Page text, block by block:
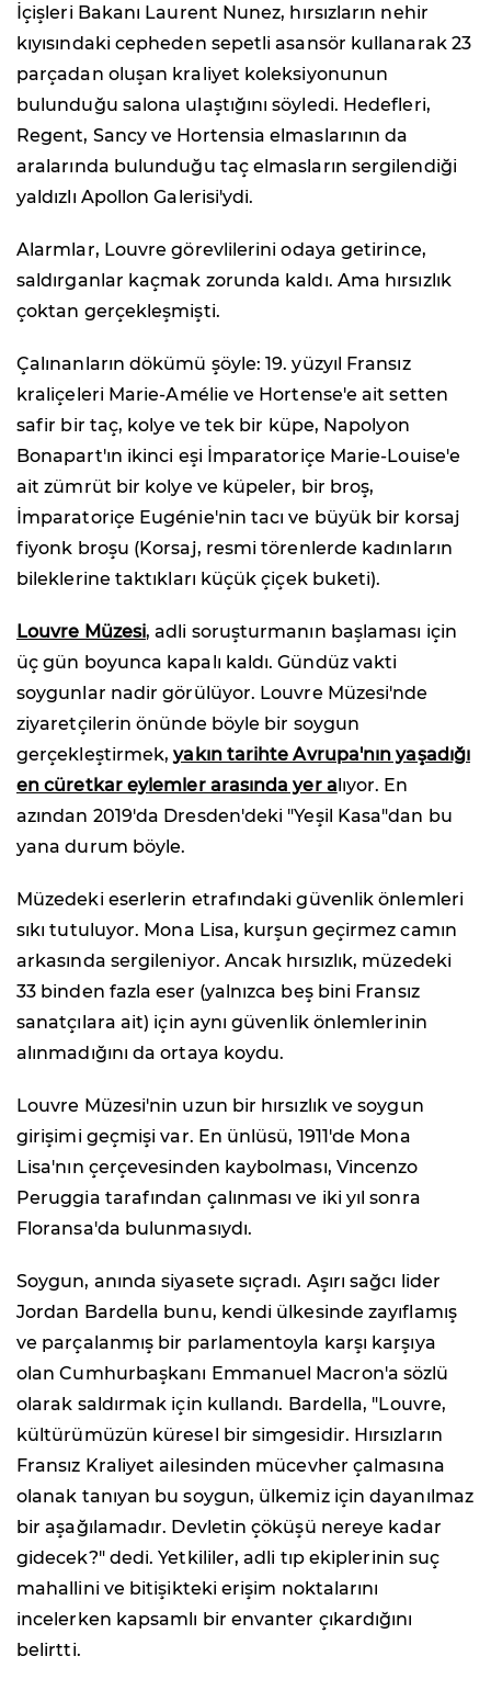
İçişleri Bakanı Laurent Nunez, hırsızların nehir
kıyısındaki cepheden sepetli asansör kullanarak 23
parçadan oluşan kraliyet koleksiyonunun
bulunduğu salona ulaştığını söyledi. Hedefleri,
Regent, Sancy ve Hortensia elmaslarının da
aralarında bulunduğu taç elmasların sergilendiği
yaldızlı Apollon Galerisi'ydi.
Alarmlar, Louvre görevlilerini odaya getirince,
saldırganlar kaçmak zorunda kaldı. Ama hırsızlık
çoktan gerçekleşmişti.
Çalınanların dökümü şöyle: 19. yüzyıl Fransız
kraliçeleri Marie-Amélie ve Hortense'e ait setten
safir bir taç, kolye ve tek bir küpe, Napolyon
Bonapart'ın ikinci eşi İmparatoriçe Marie-Louise'e
ait zümrüt bir kolye ve küpeler, bir broş,
İmparatoriçe Eugénie'nin tacı ve büyük bir korsaj
fiyonk broşu (Korsaj, resmi törenlerde kadınların
bileklerine taktıkları küçük çiçek buketi).
Louvre Müzesi, adli soruşturmanın başlaması için
üç gün boyunca kapalı kaldı. Gündüz vakti
soygunlar nadir görülüyor. Louvre Müzesi'nde
ziyaretçilerin önünde böyle bir soygun
gerçekleştirmek,yakın tarihte Avrupa'nın yaşadığı
en cüretkar eylemler arasında yer alıyor. En
azından 2019'da Dresden'deki "Yeşil Kasa"dan bu
yana durum böyle.
Müzedeki eserlerin etrafındaki güvenlik önlemleri
sıkı tutuluyor. Mona Lisa, kurşun geçirmez camın
arkasında sergileniyor. Ancak hırsızlık, müzedeki
33 binden fazla eser (yalnızca beş bini Fransız
sanatçılara ait) için aynı güvenlik önlemlerinin
alınmadığını da ortaya koydu.
Louvre Müzesi'nin uzun bir hırsızlık ve soygun
girişimi geçmişi var. En ünlüsü, 1911'de Mona
Lisa'nın çerçevesinden kaybolması, Vincenzo
Peruggia tarafından çalınması ve iki yıl sonra
Floransa'da bulunmasıydı.
Soygun, anında siyasete sıçradı. Aşırı sağcı lider
Jordan Bardella bunu, kendi ülkesinde zayıflamış
ve parçalanmış bir parlamentoyla karşı karşıya
olan Cumhurbaşkanı Emmanuel Macron'a sözlü
olarak saldırmak için kullandı. Bardella, "Louvre,
kültürümüzün küresel bir simgesidir. Hırsızların
Fransız Kraliyet ailesinden mücevher çalmasına
olanak tanıyan bu soygun, ülkemiz için dayanılmaz
bir aşağılamadır. Devletin çöküşü nereye kadar
gidecek?" dedi. Yetkililer, adli tıp ekiplerinin suç
mahallini ve bitişikteki erişim noktalarını
incelerken kapsamlı bir envanter çıkardığını
belirtti.